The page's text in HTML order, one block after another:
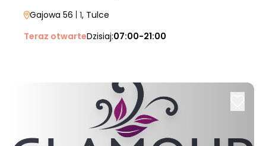
Gajowa 56 | 1, Tulce
Teraz otwarteDzisiaj:07:00-21:00